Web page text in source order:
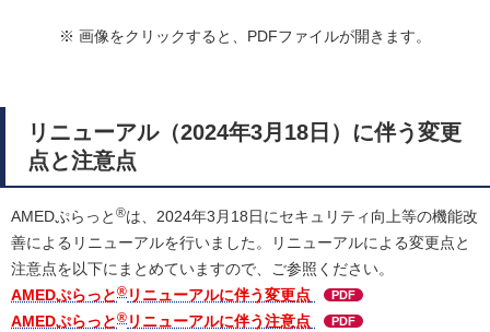
※ 画像をクリックすると、PDFファイルが開きます。
リニューアル（2024年3月18日）に伴う変更
点と注意点
AMEDぷらっと ®は、2024年3月18日にセキュリティ向上等の機能改
善によるリニューアルを行いました。リニューアルによる変更点と
注意点を以下にまとめていますので、ご参照ください。
AMEDぷらっと® リニューアルに伴う変更点 PDF
AMEDぷらっと® リニューアルに伴う注意点 PDF